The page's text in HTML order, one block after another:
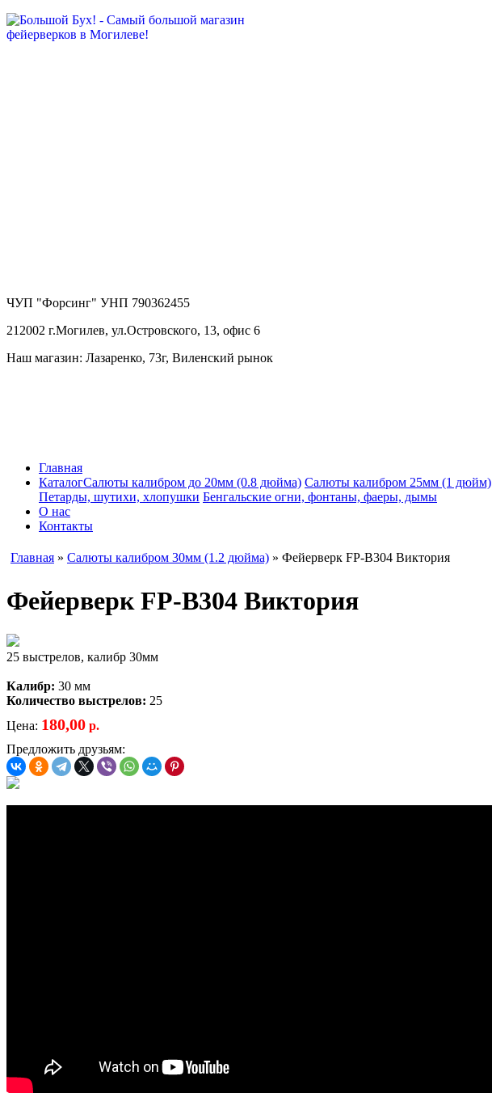
ЧУП "Форсинг" УНП 790362455
212002 г.Могилев, ул.Островского, 13, офис 6
Наш магазин: Лазаренко, 73г, Виленский рынок
Главная
КаталогСалюты калибром до 20мм (0.8 дюйма) Салюты калибром 25мм (1 дюйм)
Петарды, шутихи, хлопушки Бенгальские огни, фонтаны, фаеры, дымы
О нас
Контакты
Главная » Салюты калибром 30мм (1.2 дюйма) » Фейерверк FP-B304 Виктория
Фейерверк FP-B304 Виктория
25 выстрелов, калибр 30мм
Калибр: 30 мм
Количество выстрелов: 25
Цена: 180,00 р.
Предложить друзьям: